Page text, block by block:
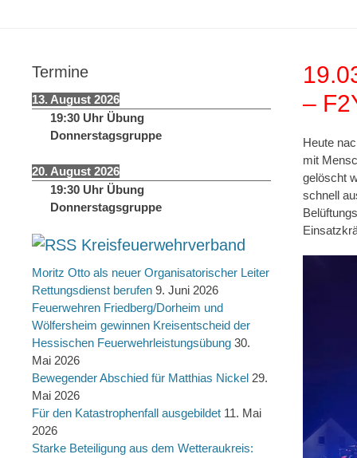
–
Heute
mit
gelöscht
schnell
Termine
13. August 2026
19:30Uhr Übung
Donnerstagsgruppe
20. August 2026
19:30Uhr Übung
Donnerstagsgruppe
Kreisfeuerwehrverband
Moritz Otto als neuer Organisatorischer Leiter
Rettungsdienst berufen 9. Juni 2026
Feuerwehren Friedberg/Dorheim und
Wölfersheim gewinnen Kreisentscheid der
Hessischen Feuerwehrleistungsübung 30.
Mai 2026
Bewegender Abschied für Matthias Nickel 29.
Mai 2026
Für den Katastrophenfall ausgebildet 11. Mai
2026
Starke Beteiligung aus dem Wetteraukreis: